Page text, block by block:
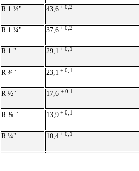
R 1 ½" 43,6 + 0,2
R 1 ¼" 37,6 + 0,2
R 1 " 29,1 + 0,1
R ¾" 23,1 + 0,1
R ½" 17,6 + 0,1
R ⅜ " 13,9 + 0,1
R ¼" 10,4 + 0,1